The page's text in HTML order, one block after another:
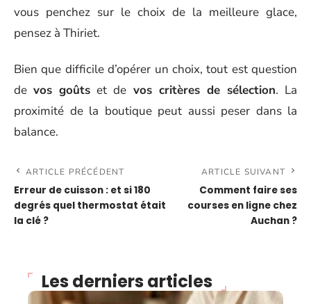
vous penchez sur le choix de la meilleure glace,
pensez à Thiriet.
Bien que difficile d’opérer un choix, tout est question
devos goûts et de vos critères de sélection. La
proximité de la boutique peut aussi peser dans la
balance.
ARTICLE PRÉCÉDENT
Erreur de cuisson : et si 180
degrés quel thermostat était
la clé ?
ARTICLE SUIVANT
Comment faire ses
courses en ligne chez
Auchan ?
Les derniers articles